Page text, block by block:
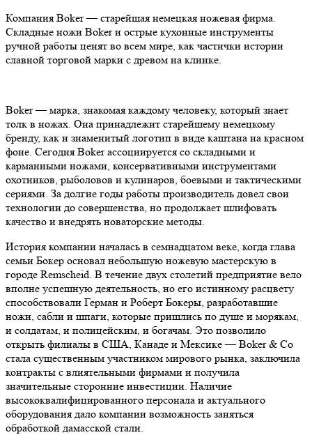
Компания Boker — старейшая немецкая ножевая фирма.
Складные ножи Boker и острые кухонные инструменты
ручной работы ценят во всем мире, как частички истории
славной торговой марки с древом на клинке.
Boker — марка, знакомая каждому человеку, который знает
толк в ножах. Она принадлежит старейшему немецкому
бренду, как и знаменитый логотип в виде каштана на красном
фоне. Сегодня Boker ассоциируется со складными и
карманными ножами, консервативными инструментами
охотников, рыболовов и кулинаров, боевыми и тактическими
сериями. За долгие годы работы производитель довел свои
технологии до совершенства, но продолжает шлифовать
качество и внедрять новаторские методы.
История компании началась в семнадцатом веке, когда глава
семьи Бокер основал небольшую ножевую мастерскую в
городе Remscheid. В течение двух столетий предприятие вело
вполне успешную деятельность, но его истинному расцвету
способствовали Герман и Роберт Бокеры, разработавшие
ножи, сабли и шпаги, которые пришлись по душе и морякам,
и солдатам, и полицейским, и богачам. Это позволило
открыть филиалы в США, Канаде и Мексике — Boker & Co
стала существенным участником мирового рынка, заключила
контракты с влиятельными фирмами и получила
значительные сторонние инвестиции. Наличие
высококвалифицированного персонала и актуального
оборудования дало компании возможность заняться
обработкой дамасской стали.